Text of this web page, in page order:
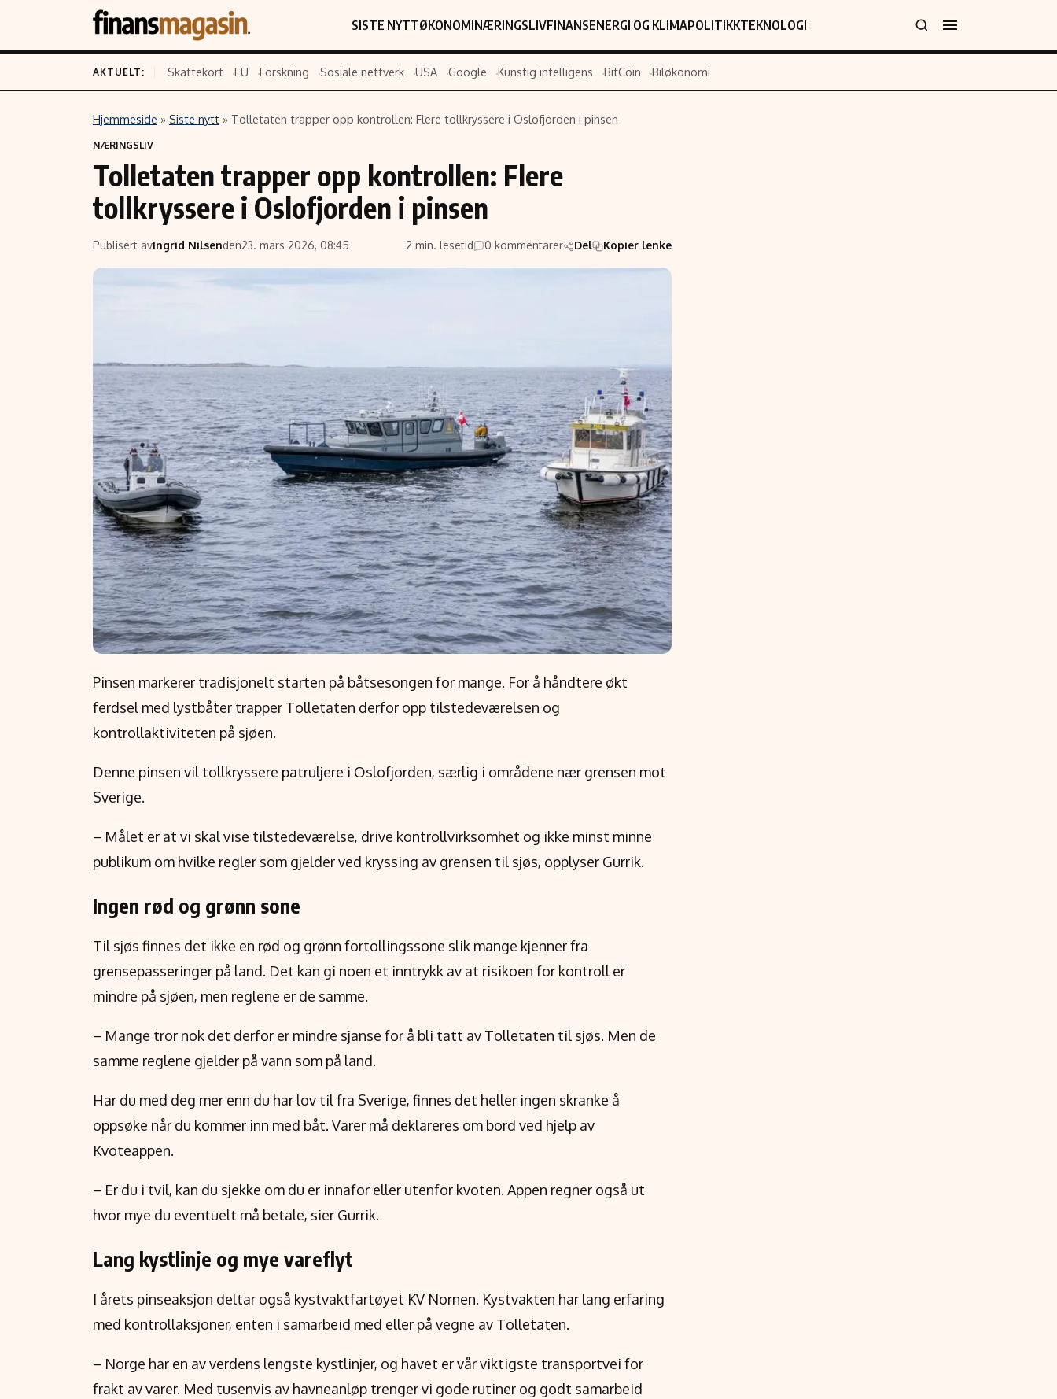
SISTE NYTTØKONOMINÆRINGSLIVFINANSENERGI OG KLIMAPOLITIKKTEKNOLOGI
Siste nytt
Eiendom
Energi og klima
Finans
Fritid
Økonomi
Politikk
Selskaper
Teknologi
Forskning
Google
Kunstig intelligens
Infrastruktur
BitCoin
Cookiepolicy
Retningslinjer for rettelser
AKTUELT: Skattekort EU Forskning Sosiale nettverk USA Google Kunstig intelligens BitCoin Biløkonomi
Hjemmeside » Siste nytt » Tolletaten trapper opp kontrollen: Flere tollkryssere i Oslofjorden i pinsen
NÆRINGSLIV
Tolletaten trapper opp kontrollen: Flere
tollkryssere i Oslofjorden i pinsen
Publisert avIngrid Nilsenden23. mars 2026, 08:45 2 min. lesetid 0 kommentarer Del Kopier lenke
Pinsen markerer tradisjonelt starten på båtsesongen for mange. For å håndtere økt
ferdsel med lystbåter trapper Tolletaten derfor opp tilstedeværelsen og
kontrollaktiviteten på sjøen.
Denne pinsen vil tollkryssere patruljere i Oslofjorden, særlig i områdene nær grensen mot
Sverige.
– Målet er at vi skal vise tilstedeværelse, drive kontrollvirksomhet og ikke minst minne
publikum om hvilke regler som gjelder ved kryssing av grensen til sjøs, opplyser Gurrik.
Ingen rød og grønn sone
Til sjøs finnes det ikke en rød og grønn fortollingssone slik mange kjenner fra
grensepasseringer på land. Det kan gi noen et inntrykk av at risikoen for kontroll er
mindre på sjøen, men reglene er de samme.
– Mange tror nok det derfor er mindre sjanse for å bli tatt av Tolletaten til sjøs. Men de
samme reglene gjelder på vann som på land.
Har du med deg mer enn du har lov til fra Sverige, finnes det heller ingen skranke å
oppsøke når du kommer inn med båt. Varer må deklareres om bord ved hjelp av
Kvoteappen.
– Er du i tvil, kan du sjekke om du er innafor eller utenfor kvoten. Appen regner også ut
hvor mye du eventuelt må betale, sier Gurrik.
Lang kystlinje og mye vareflyt
I årets pinseaksjon deltar også kystvaktfartøyet KV Nornen. Kystvakten har lang erfaring
med kontrollaksjoner, enten i samarbeid med eller på vegne av Tolletaten.
– Norge har en av verdens lengste kystlinjer, og havet er vår viktigste transportvei for
frakt av varer. Med tusenvis av havneanløp trenger vi gode rutiner og godt samarbeid